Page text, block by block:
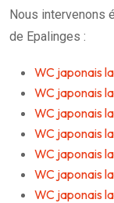
Nous intervenons
de Epalinges :
WC japonais
WC japonais
WC japonais
WC japonais
WC japonais
WC japonais
WC japonais